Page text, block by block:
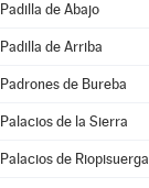
Padilla de Abajo
Padilla de Arriba
Padrones de Bureba
Palacios de la Sierra
Palacios de Riopisuerga